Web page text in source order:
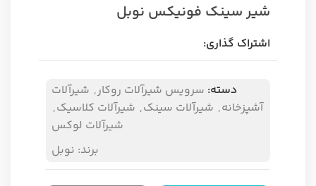
شیر سینک فونیکس نوبل
اشتراک گذاری:
دسته: سرویس شیرآلات روکار, شیرآلات
آشپزخانه, شیرآلات سینک, شیرآلات کلاسیک,
شیرآلات لوکس
برند: نوبل